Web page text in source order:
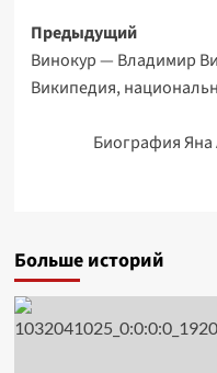
Навигация
записи
Предыдущий
Винокур — Владимир
Википедия,
Биография
Больше историй